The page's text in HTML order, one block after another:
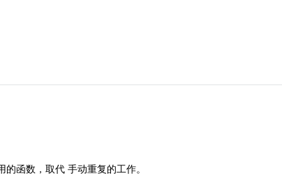
函数，取代 手动重复的工作。